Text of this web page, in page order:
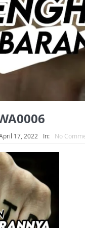
17, 2022 In: No